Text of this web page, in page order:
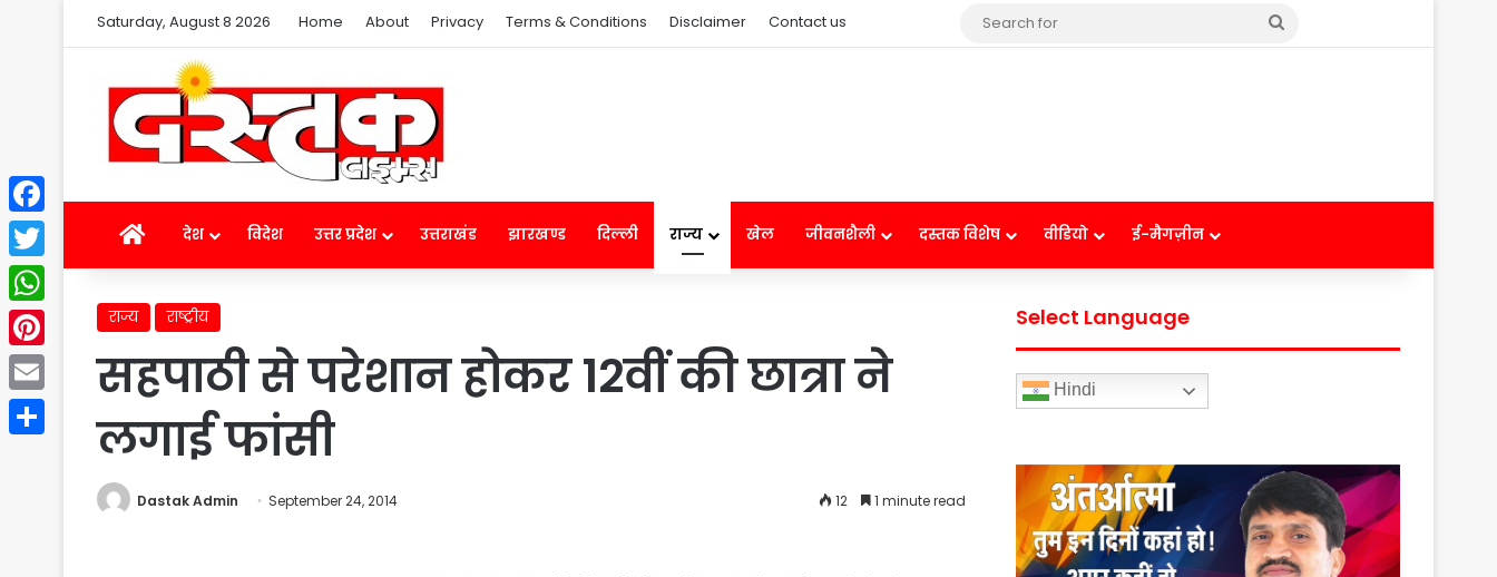
Saturday, August 8 2026 Home About Privacy Terms & Conditions Disclaimer Contact us
Search
Homeदेश विदेश उत्तर प्रदेश उत्तराखंड झारखण्ड दिल्ली राज्य खेल जीवनशैली दस्तक विशेष वीडियो ई-मैगज़ीन
राज्य राष्ट्रीय
सहपाठी से परेशान होकर 12वीं की छात्रा ने
लगाई फांसी
Dastak Admin September 24, 2014 12 1 minute read
Select Language
Hindi
Facebook
Twitter
WhatsApp
Pinterest
Email